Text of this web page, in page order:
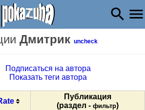
Дмитрик uncheck
Подписаться на автора
Показать теги автора
Публикация
(раздел - фильтр)